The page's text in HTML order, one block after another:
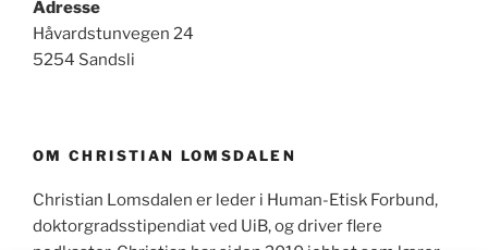
Adresse
Håvardstunvegen 24
5254 Sandsli
OM CHRISTIAN LOMSDALEN
Christian Lomsdalen er leder i Human-Etisk Forbund,
doktorgradsstipendiat ved UiB, og driver flere